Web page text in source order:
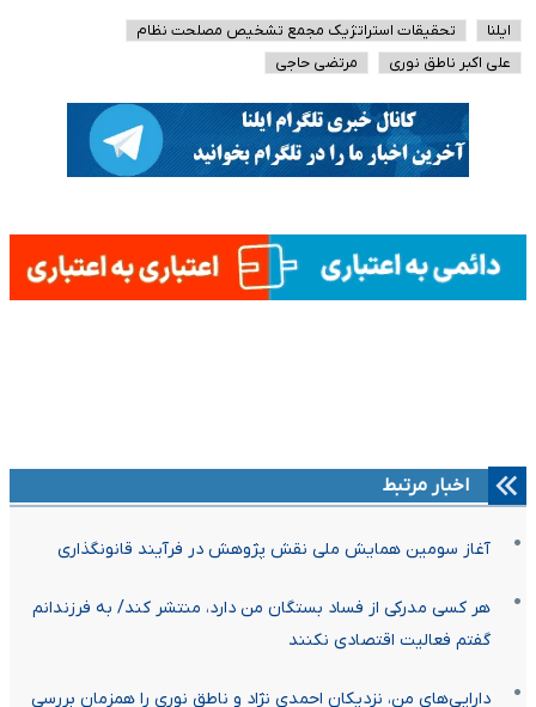
ایلنا
تحقیقات استراتژیک مجمع تشخیص مصلحت نظام
علی اکبر ناطق نوری
مرتضی حاجی
اخبار مرتبط
آغاز سومین همایش ملی نقش پژوهش در فرآیند قانونگذاری
هر کسی مدرکی از فساد بستگان من دارد، منتشر کند/ به فرزندانم
گفتم فعالیت اقتصادی نکنند
دارایی‌های من، نزدیکان احمدی نژاد و ناطق نوری را همزمان بررسی